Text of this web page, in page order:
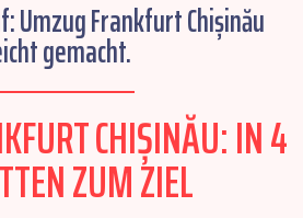
Umzug Frankfurt Chișinău
gemacht.
CHIȘINĂU: IN 4
ZUM ZIEL